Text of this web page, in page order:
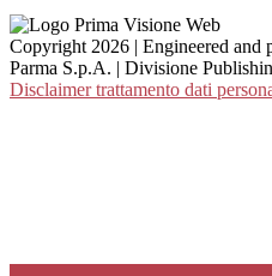
Copyright 2026 | Engineered and
Parma S.p.A. | Divisione
Disclaimer trattamento dati